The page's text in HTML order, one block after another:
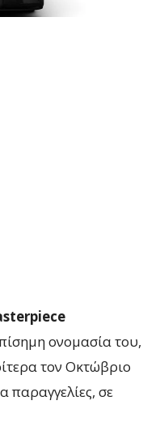
ονομασία του,
τον Οκτώβριο
παραγγελίες, σε